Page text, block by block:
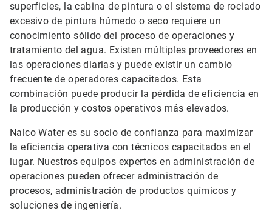
superficies, la cabina de pintura o el sistema de rociado
excesivo de pintura húmedo o seco requiere un
conocimiento sólido del proceso de operaciones y
tratamiento del agua. Existen múltiples proveedores en
las operaciones diarias y puede existir un cambio
frecuente de operadores capacitados. Esta
combinación puede producir la pérdida de eficiencia en
la producción y costos operativos más elevados.
Nalco Water es su socio de confianza para maximizar
la eficiencia operativa con técnicos capacitados en el
lugar. Nuestros equipos expertos en administración de
operaciones pueden ofrecer administración de
procesos, administración de productos químicos y
soluciones de ingeniería.